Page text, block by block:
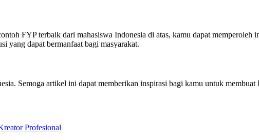
FYP terbaik dari mahasiswa Indonesia di atas, kamu dapat
yang dapat bermanfaat bagi masyarakat.
Semoga artikel ini dapat memberikan inspirasi bagi kamu untuk
Profesional